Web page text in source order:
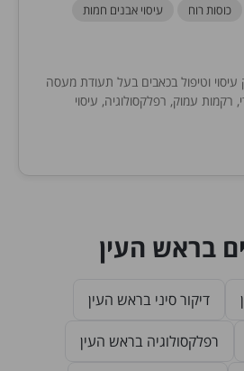
כוסות רוח
עיסוי אבנים חמות
וטיפול בכאבים בעל תעודת מעסה
רקמות עמוק, רפלקסולוגיה, עיסוי
בראש העין
דיקור סיני בראש העין
רפלקסולוגיה בראש העין